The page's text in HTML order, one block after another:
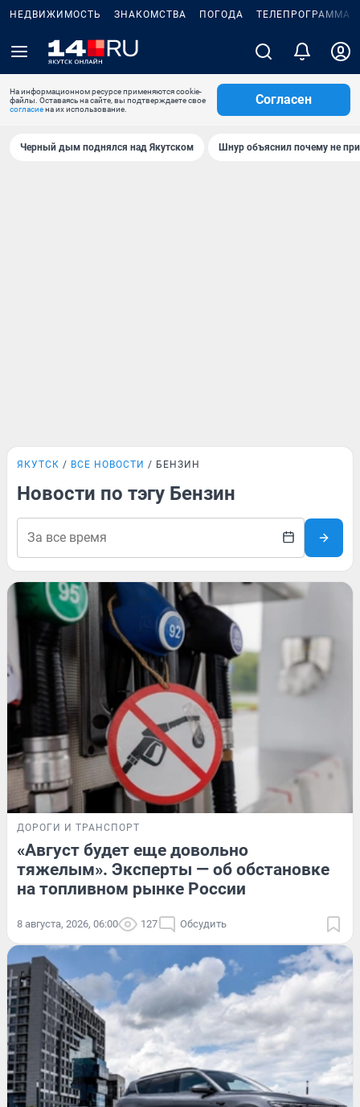
НЕДВИЖИМОСТЬ ЗНАКОМСТВА ПОГОДА ТЕЛЕПРОГРАММА
На информационном ресурсе применяются cookie-
файлы. Оставаясь на сайте, вы подтверждаете свое
согласиена их использование.
Согласен
Черный дым поднялся над Якутском Шнур объяснил почему не
ЯКУТСК ВСЕ НОВОСТИ БЕНЗИН
Новости по тэгу Бензин
ДОРОГИ И ТРАНСПОРТ
«Август будет еще довольно
тяжелым». Эксперты — об обстановке
на топливном рынке России
8 августа, 2026, 06:00 127 Обсудить